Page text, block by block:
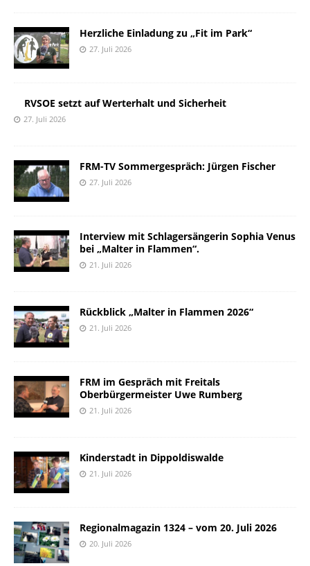
Herzliche Einladung zu „Fit im Park“
27. Juli 2026
RVSOE setzt auf Werterhalt und Sicherheit
27. Juli 2026
FRM-TV Sommergespräch: Jürgen Fischer
27. Juli 2026
Interview mit Schlagersängerin Sophia Venus
bei „Malter in Flammen“.
21. Juli 2026
Rückblick „Malter in Flammen 2026“
21. Juli 2026
FRM im Gespräch mit Freitals
Oberbürgermeister Uwe Rumberg
21. Juli 2026
Kinderstadt in Dippoldiswalde
21. Juli 2026
Regionalmagazin 1324 – vom 20. Juli 2026
20. Juli 2026